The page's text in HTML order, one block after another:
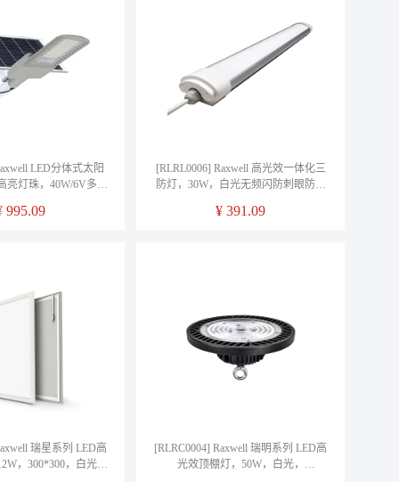
LED分体式太阳
亮灯珠，40W/6V多晶
，售卖规格1个
995.09
[RLRL0006] Raxwell 高光效一体化三
防灯，30W，白光无频闪防刺眼防眩
¥ 391.09
瑞星系列 LED高
，300*300，白光，
[RLRC0004] Raxwell 瑞明系列 LED高
光效顶棚灯，50W，白光，